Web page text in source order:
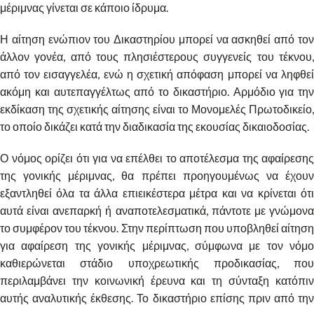
μέριμνας γίνεται σε κάποιο ίδρυμα.
Η αίτηση ενώπιον του Δικαστηρίου μπορεί να ασκηθεί από τον
άλλον γονέα, από τους πλησιέστερους συγγενείς του τέκνου,
από τον εισαγγελέα, ενώ η σχετική απόφαση μπορεί να ληφθεί
ακόμη και αυτεπαγγέλτως από το δικαστήριο. Αρμόδιο για την
εκδίκαση της σχετικής αίτησης είναι το Μονομελές Πρωτοδικείο,
το οποίο δικάζει κατά την διαδικασία της εκουσίας δικαιοδοσίας.
Ο νόμος ορίζει ότι για να επέλθει το αποτέλεσμα της αφαίρεσης
της γονικής μέριμνας, θα πρέπει προηγουμένως να έχουν
εξαντληθεί όλα τα άλλα επιεικέστερα μέτρα και να κρίνεται ότι
αυτά είναι ανεπαρκή ή αναποτελεσματικά, πάντοτε με γνώμονα
το συμφέρον του τέκνου. Στην περίπτωση που υποβληθεί αίτηση
για αφαίρεση της γονικής μέριμνας, σύμφωνα με τον νόμο
καθιερώνεται στάδιο υποχρεωτικής προδικασίας, που
περιλαμβάνει την κοινωνική έρευνα και τη σύνταξη κατόπιν
αυτής αναλυτικής έκθεσης. Το δικαστήριο επίσης πριν από την